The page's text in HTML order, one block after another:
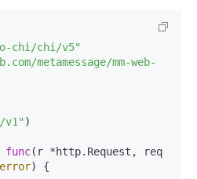
chi/chi/v5"
metamessage/mm-web-
)
func(r *http.Request, req
error) {